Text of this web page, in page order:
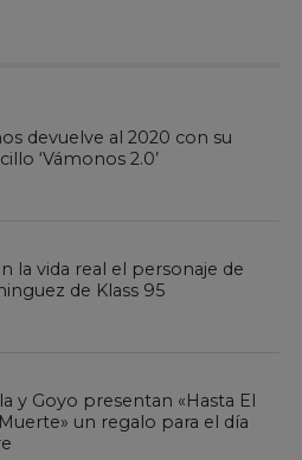
devuelve al 2020 con su
‘Vámonos 2.0’
la vida real el personaje de
de Klass 95
y Goyo presentan «Hasta El
un regalo para el día